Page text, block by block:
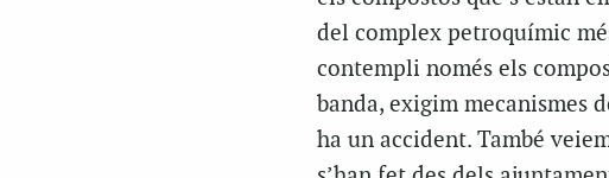
del complex petroquímic
contempli només els
banda, exigim mecanismes
ha un accident. També